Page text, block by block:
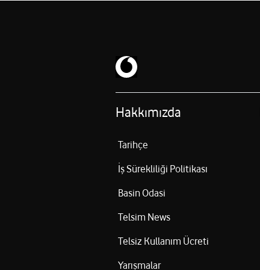
Hakkımızda
Tarihçe
İş Sürekliliği Politikası
Basin Odasi
Telsim News
Telsiz Kullanım Ücreti
Yarışmalar